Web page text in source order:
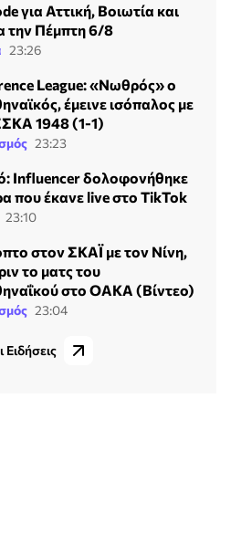
για Αττική, Βοιωτία και
την Πέμπτη 6/8
23:26
League: «Νωθρός» ο
έμεινε ισόπαλος με
1948 (1-1)
23:23
Influencer δολοφονήθηκε
που έκανε live στο TikTok
23:10
στον ΣΚΑΪ με τον Νίνη,
το ματς του
στο ΟΑΚΑ (Βίντεο)
23:04